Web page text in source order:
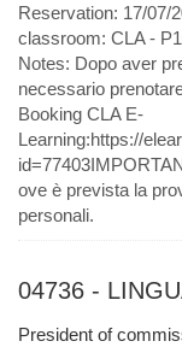
Reservation: 17/07/
classroom: CLA -
Notes: Dopo aver
necessario
Booking CLA E-
Learning:https://
ove è prevista la
personali.
04736 -
President of